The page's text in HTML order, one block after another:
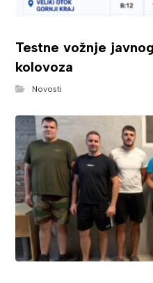
Testne vožnje
kolovoza
Novosti